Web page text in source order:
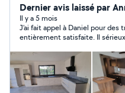
centaines de cuisines,
sûr. J'ai une assurance
également électricien et
travail du bois, N'hésitez pas a me contacter pour une
visite, chiffrage travaux,
Lundi au vendredi soir 9h
rentrer les horaires sur
bien dispo ) Et des
Dernier avis laissé par
Il y a 5 mois
J’ai fait appel à Daniel pour
entièrement satisfaite. Il
annoncés et le chantier a
au-delà de mes attentes. Un